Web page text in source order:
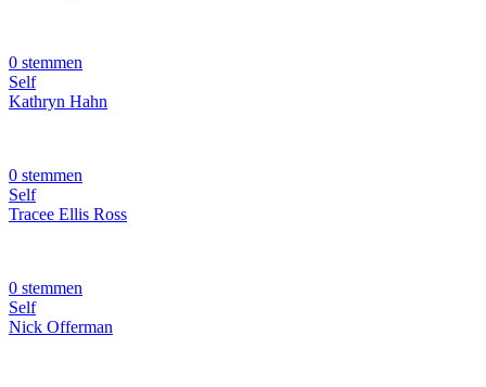
0 stemmen
Self
Kathryn Hahn
0 stemmen
Self
Tracee Ellis Ross
0 stemmen
Self
Nick Offerman